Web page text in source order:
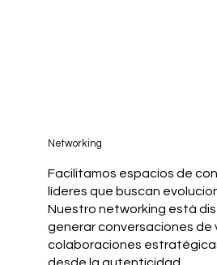
Networking
Facilitamos espacios de
líderes que buscan
Nuestro networking está
generar conversaciones de
colaboraciones
desde la autenticidad.